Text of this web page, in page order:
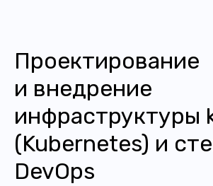
Проектирование
и внедрение
инфраструктуры
(Kubernetes) и
DevOps